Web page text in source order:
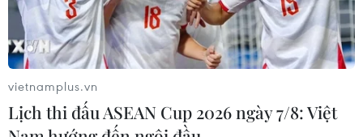
vietnamplus.vn
Lịch thi đấu ASEAN Cup 2026 ngày 7/8: Việt